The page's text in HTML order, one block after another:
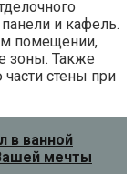
и кафель.
помещении,
зоны. Также
стены при
в ванной
мечты